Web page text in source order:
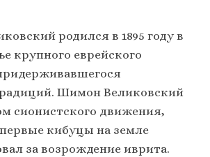
родился в 1895 году в
крупного еврейского
Шимон Великовский
сионистского движения,
кибуцы на земле
за возрождение иврита.